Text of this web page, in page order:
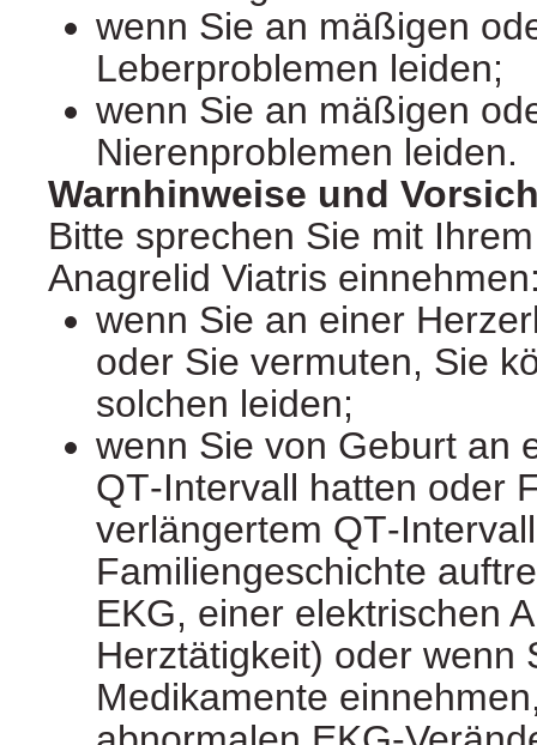
wenn Sie an mäßigen
Leberproblemen leiden;
wenn Sie an mäßigen
Nierenproblemen leiden.
Warnhinweise und
Bitte sprechen Sie mit
Anagrelid Viatris
wenn Sie an einer
oder Sie vermuten, Sie
solchen leiden;
wenn Sie von Geburt an
QT‑Intervall hatten oder
verlängertem
Familiengeschichte
EKG, einer elektrischen
Herztätigkeit) oder wenn
Medikamente